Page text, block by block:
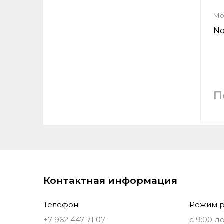
Контактная информация
Телефон:
+7 962 447 71 07
Режим
с 9:00